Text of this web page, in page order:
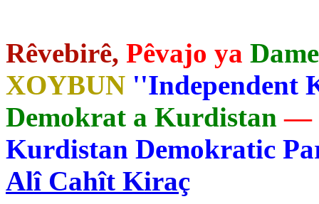
Rêvebirê, Pêvajo ya
XOYBUN ''Independent
Demokrat a Kurdistan—
Kurdistan Demokratic
Alî Cahît Kiraç